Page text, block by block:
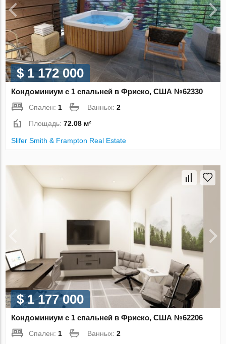
$ 1 172 000
Кондоминиум с 1 спальней в Фриско, США №62330
Спален: 1 Ванных:2
Площадь:72.08 м²
Slifer Smith & Frampton Real Estate
$ 1 177 000
Кондоминиум с 1 спальней в Фриско, США №62206
Спален: 1 Ванных:2